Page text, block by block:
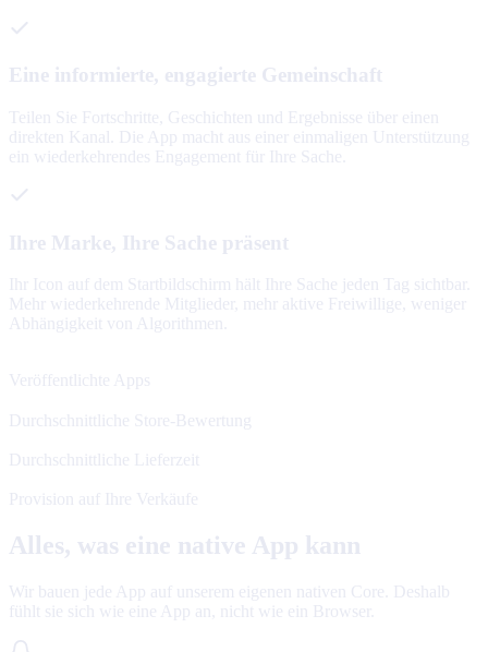
Eine informierte, engagierte Gemeinschaft
Teilen Sie Fortschritte, Geschichten und Ergebnisse über einen
direkten Kanal. Die App macht aus einer einmaligen Unterstützung
ein wiederkehrendes Engagement für Ihre Sache.
Ihre Marke, Ihre Sache präsent
Ihr Icon auf dem Startbildschirm hält Ihre Sache jeden Tag sichtbar.
Mehr wiederkehrende Mitglieder, mehr aktive Freiwillige, weniger
Abhängigkeit von Algorithmen.
Veröffentlichte Apps
Durchschnittliche Store-Bewertung
Durchschnittliche Lieferzeit
Provision auf Ihre Verkäufe
Alles, was eine native App kann
Wir bauen jede App auf unserem eigenen nativen Core. Deshalb
fühlt sie sich wie eine App an, nicht wie ein Browser.